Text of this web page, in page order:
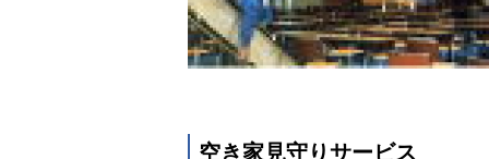
空き家見守りサービス